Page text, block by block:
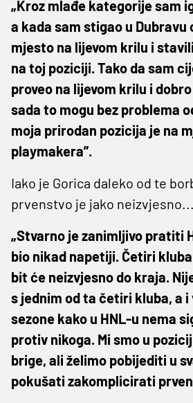
„Kroz mlađe kategorije sam
a kada sam stigao u Dubravu
mjesto na lijevom krilu i
na toj poziciji. Tako da sam
proveo na lijevom krilu i
sada to mogu bez problema
moja prirodan pozicija je na
playmakera”.
Iako je Gorica daleko od te
prvenstvo je jako neizvjesno...
„Stvarno je zanimljivo pratiti
bio nikad napetiji. Četiri
bit će neizvjesno do kraja.
s jednim od ta četiri kluba, a i
sezone kako u HNL-u nema
protiv nikoga. Mi smo u
brige, ali želimo pobijediti u
pokušati zakomplicirati